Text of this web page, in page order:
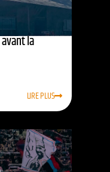
la
LIRE PLUS